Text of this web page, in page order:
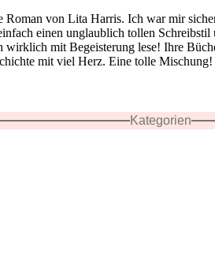
Roman von Lita Harris. Ich war mir
einen unglaublich tollen
mit Begeisterung lese! Ihre
mit viel Herz. Eine tolle
Kategorien